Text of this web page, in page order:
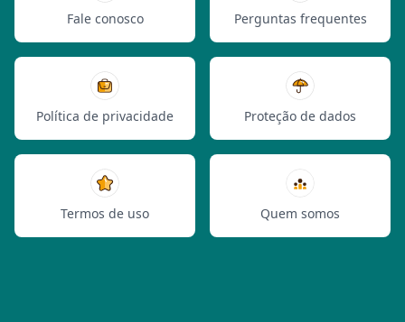
Fale conosco Perguntas frequentes
Política de privacidade Proteção de dados
Termos de uso Quem somos